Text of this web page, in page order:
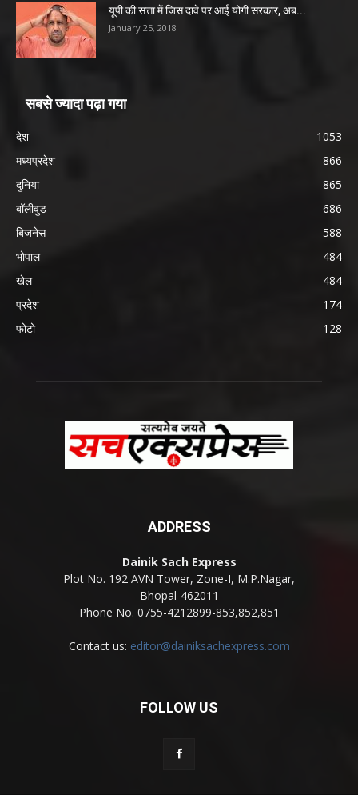
यूपी की सत्ता में जिस दावे पर आई योगी सरकार, अब...
January 25, 2018
सबसे ज्यादा पढ़ा गया
देश
1053
मध्यप्रदेश
866
दुनिया
865
बॉलीवुड
686
बिजनेस
588
भोपाल
484
खेल
484
प्रदेश
174
फोटो
128
ADDRESS
Dainik Sach Express
Plot No. 192 AVN Tower, Zone-I, M.P.Nagar,
Bhopal-462011
Phone No. 0755-4212899-853,852,851
Contact us: editor@dainiksachexpress.com
FOLLOW US